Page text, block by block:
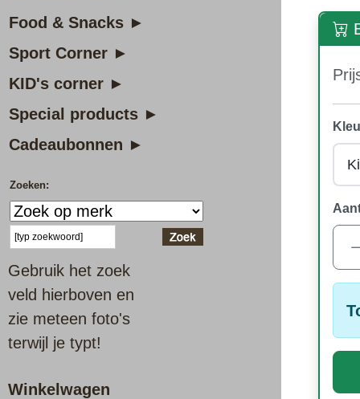
Food & Snacks ►
Sport Corner ►
KID's corner ►
Special products ►
Cadeaubonnen ►
Zoeken:
Gebruik het zoek
veld hierboven en
zie meteen foto's
terwijl je typt!
Winkelwagen